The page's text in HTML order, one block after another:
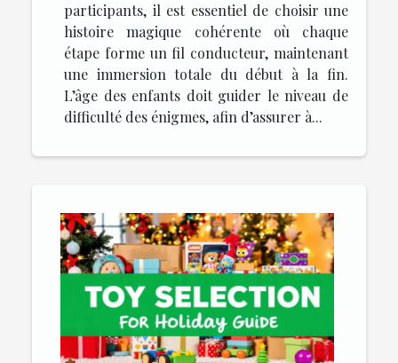
participants, il est essentiel de choisir une
histoire magique cohérente où chaque
étape forme un fil conducteur, maintenant
une immersion totale du début à la fin.
L’âge des enfants doit guider le niveau de
difficulté des énigmes, afin d’assurer à...